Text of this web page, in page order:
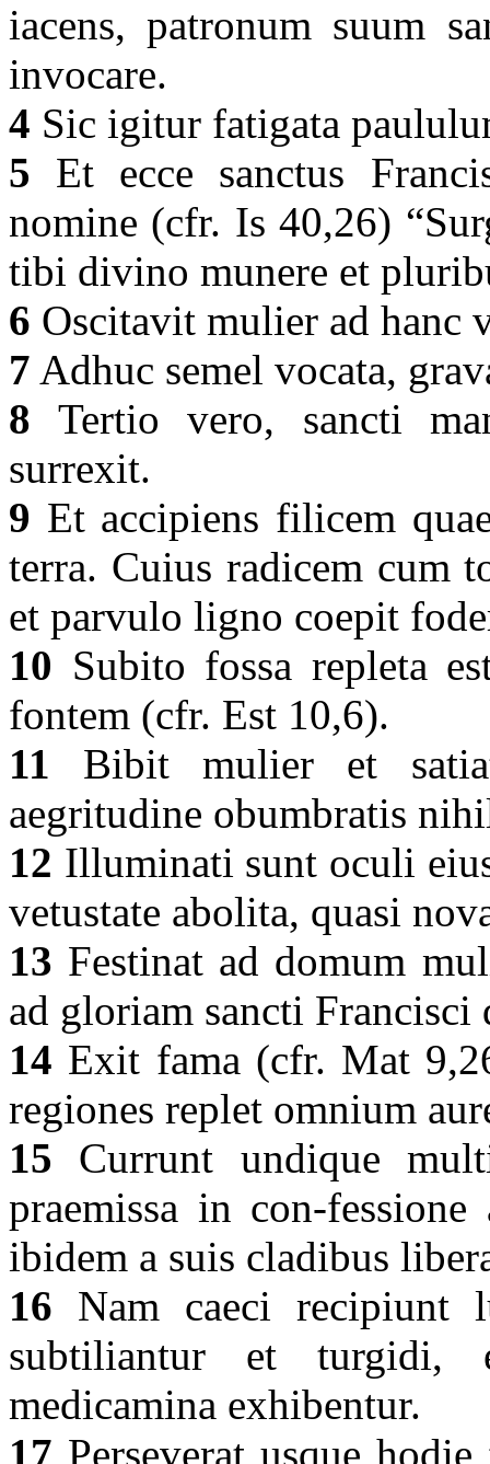
iacens, patronum suum
invocare.
4 Sic igitur fatigata
5 Et ecce sanctus
nomine (cfr. Is 40,26)
tibi divino munere et
6 Oscitavit mulier ad hanc
7 Adhuc semel vocata,
8 Tertio vero, sancti
surrexit.
9 Et accipiens filicem
terra. Cuius radicem cum
et parvulo ligno coepit
10 Subito fossa repleta
fontem (cfr. Est 10,6).
11 Bibit mulier et
aegritudine obumbratis
12 Illuminati sunt oculi
vetustate abolita, quasi
13 Festinat ad domum
ad gloriam sancti
14 Exit fama (cfr. Mat
regiones replet omnium
15 Currunt undique
praemissa in con-
ibidem a suis cladibus
16 Nam caeci recipiunt
subtiliantur et turgidi,
medicamina exhibentur.
17 Perseverat usque